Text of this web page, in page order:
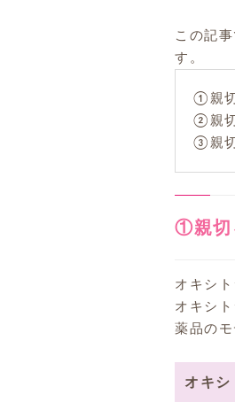
この記
す。
①親
②親
③親
①親切
オキシ
オキシ
薬品の
オキシ